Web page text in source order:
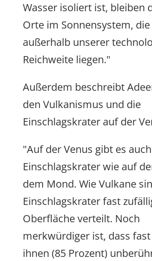
Wasser isoliert ist, bleiben
Orte im Sonnensystem,
außerhalb unserer
Reichweite liegen."
Außerdem beschreibt
den Vulkanismus und die
Einschlagskrater auf der
"Auf der Venus gibt es
Einschlagskrater wie auf
dem Mond. Wie Vulkane
Einschlagskrater fast
Oberfläche verteilt. Noch
merkwürdiger ist, dass
ihnen (85 Prozent)